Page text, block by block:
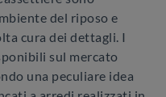
del riposo e
cura dei dettagli. I
sul mercato
una peculiare idea